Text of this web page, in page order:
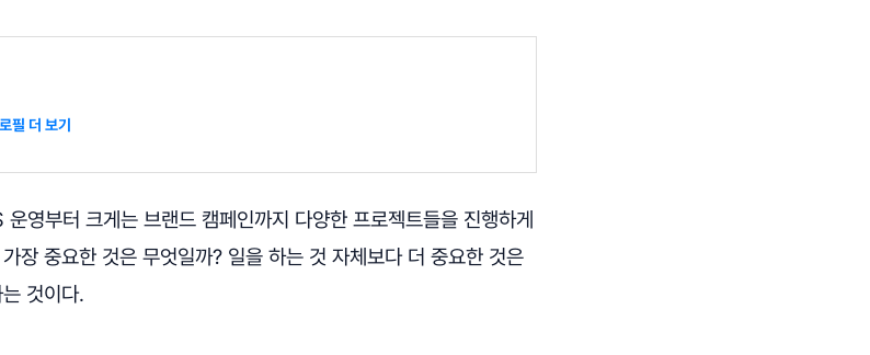
필 더 보기
영부터 크게는 브랜드 캠페인까지 다양한 프로젝트들을 진행하게
장 중요한 것은 무엇일까? 일을 하는 것 자체보다 더 중요한 것은
것이다.